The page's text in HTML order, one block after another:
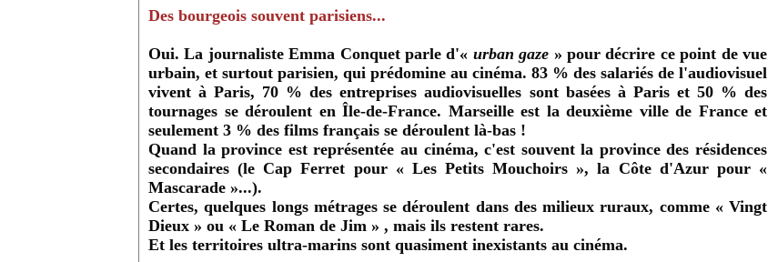
Des bourgeois souvent parisiens...
Oui. La journaliste Emma Conquet parle d'« urban gaze » pour décrire ce point de vue
urbain, et surtout parisien, qui prédomine au cinéma. 83 % des salariés de l'audiovisuel
vivent à Paris, 70 % des entreprises audiovisuelles sont basées à Paris et 50 % des
tournages se déroulent en Île-de-France. Marseille est la deuxième ville de France et
seulement 3 % des films français se déroulent là-bas !
Quand la province est représentée au cinéma, c'est souvent la province des résidences
secondaires (le Cap Ferret pour « Les Petits Mouchoirs », la Côte d'Azur pour «
Mascarade »...).
Certes, quelques longs métrages se déroulent dans des milieux ruraux, comme « Vingt
Dieux » ou « Le Roman de Jim » , mais ils restent rares.
Et les territoires ultra-marins sont quasiment inexistants au cinéma.